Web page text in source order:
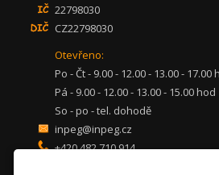
22798030
CZ22798030
Otevřeno:
Po - Čt - 9.00 - 12.00 - 13.00 - 17.00
Pá - 9.00 - 12.00 - 13.00 - 15.00 hod
So - po - tel. dohodě
inpeg@inpeg.cz
+420 482 710 914